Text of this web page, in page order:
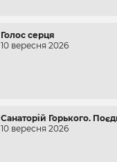
Голос серця
10 вересня 2026
Санаторій Горького.
10 вересня 2026